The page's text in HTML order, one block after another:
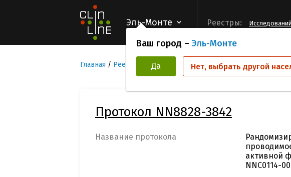
Эль-Монте
Ваш город – Эль-Монте
Да Нет, выбрать другой
Реестры: Исследований
Главная Реестр Клинических исследований NN8828-3842
Протокол NN8828-3842
Название протокола
активной
NNC0114-